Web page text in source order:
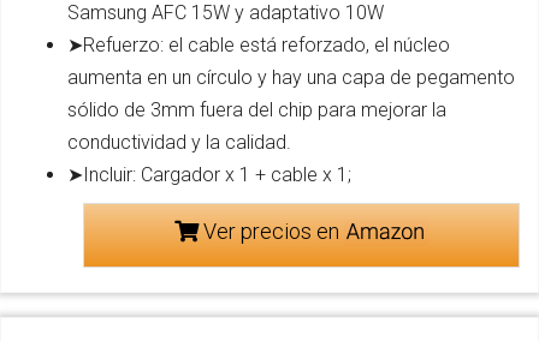
Samsung AFC 15W y adaptativo 10W
➤Refuerzo: el cable está reforzado, el núcleo
aumenta en un círculo y hay una capa de pegamento
sólido de 3mm fuera del chip para mejorar la
conductividad y la calidad.
➤Incluir: Cargador x 1 + cable x 1;
Ver precios en